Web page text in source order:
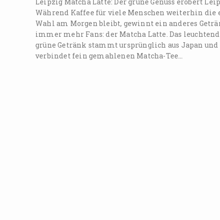
Während Kaffee für viele Menschen weiterhin die
Wahl am Morgen bleibt, gewinnt ein anderes
immer mehr Fans: der Matcha Latte. Das leuchtend
grüne Getränk stammt ursprünglich aus Japan und
verbindet fein gemahlenen Matcha-Tee…